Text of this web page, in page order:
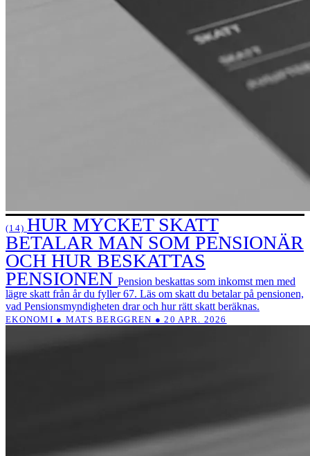
(14) HUR MYCKET SKATT
BETALAR MAN SOM PENSIONÄR
OCH HUR BESKATTAS
PENSIONEN Pension beskattas som inkomst men med
lägre skatt från år du fyller 67. Läs om skatt du betalar på pensionen,
vad Pensionsmyndigheten drar och hur rätt skatt beräknas.
EKONOMI ● MATS BERGGREN ● 20 APR. 2026